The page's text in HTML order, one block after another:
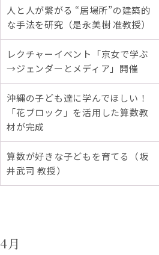
人と人が繋がる “居場所”の建築的
な手法を研究（是永美樹 准教授）
レクチャーイベント「京女で学ぶ
→ジェンダーとメディア」開催
沖縄の子ども達に学んでほしい！
「花ブロック」を活用した算数教
材が完成
算数が好きな子どもを育てる（坂
井武司 教授）
4月